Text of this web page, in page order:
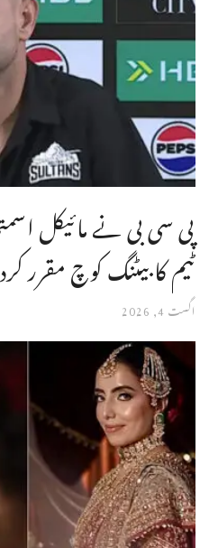
پی سی بی نے مائیکل
ٹیم کا بیٹنگ کوچ مقرر
اگست 4, 2026